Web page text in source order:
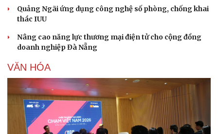
Quảng Ngãi ứng dụng công nghệ số phòng, chống khai
thác IUU
Nâng cao năng lực thương mại điện tử cho cộng đồng
doanh nghiệp Đà Nẵng
VĂN HÓA